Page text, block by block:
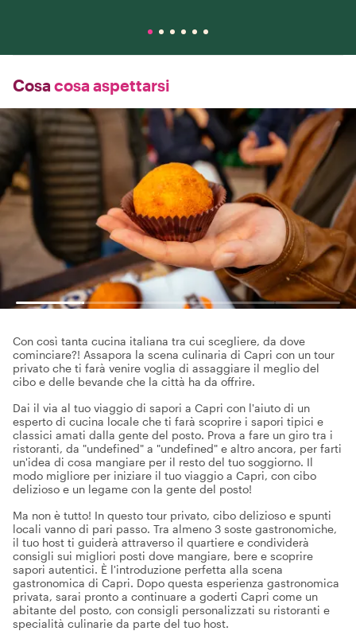
Cosa cosa aspettarsi
Con così tanta cucina italiana tra cui scegliere, da dove
cominciare?! Assapora la scena culinaria di Capri con un tour
privato che ti farà venire voglia di assaggiare il meglio del
cibo e delle bevande che la città ha da offrire.
Dai il via al tuo viaggio di sapori a Capri con l'aiuto di un
esperto di cucina locale che ti farà scoprire i sapori tipici e
classici amati dalla gente del posto. Prova a fare un giro tra i
ristoranti, da "undefined" a "undefined" e altro ancora, per farti
un'idea di cosa mangiare per il resto del tuo soggiorno. Il
modo migliore per iniziare il tuo viaggio a Capri, con cibo
delizioso e un legame con la gente del posto!
Ma non è tutto! In questo tour privato, cibo delizioso e spunti
locali vanno di pari passo. Tra almeno 3 soste gastronomiche,
il tuo host ti guiderà attraverso il quartiere e condividerà
consigli sui migliori posti dove mangiare, bere e scoprire
sapori autentici. È l'introduzione perfetta alla scena
gastronomica di Capri. Dopo questa esperienza gastronomica
privata, sarai pronto a continuare a goderti Capri come un
abitante del posto, con consigli personalizzati su ristoranti e
specialità culinarie da parte del tuo host.